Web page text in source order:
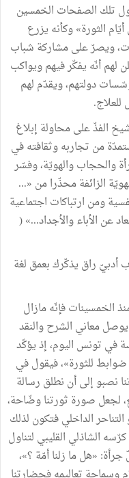
تلك الصفحات الخمسين
الثورة» وكأنه يزرع
ويصرّ على مشاركة شباب
لهم أنّه يفكّر فيهم ويواكب
دولتهم، ويقدّم لهم
للعلاج.
الفذّ على محاولة إبلاغ
من تجاربه وثقافته في
والحجاب والهويّة، وفسّر
الزائفة محذّرا من «...
ومن ارتباكات اجتماعية
عن الأباء والأجداد...» (
أدبيّ راق يذكّرك بعمق لغة
الخمسينات فإنّه مازال
معاني الشرح والنقد
في تونس اليوم، إذ يؤكّد
للثورة»، فيقول في
نصبو إلى أن نطلق رسالة
لجعل صورة ثورتنا وضّاحة،
الداخلي فتكون لذلك
الشاذلي القليبي لتناول
«هل ما زلنا أمّة ؟»،